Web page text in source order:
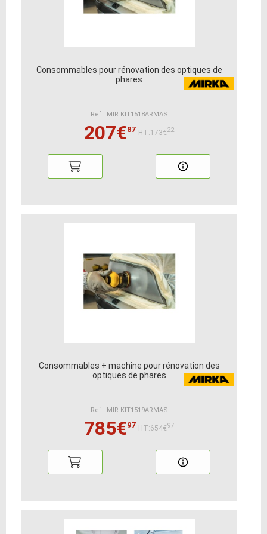
Consommables pour rénovation des optiques de
phares
Ref : MIR KIT1518ARMAS
207€87 HT:173€22
Consommables + machine pour rénovation des
optiques de phares
Ref : MIR KIT1519ARMAS
785€97 HT:654€97